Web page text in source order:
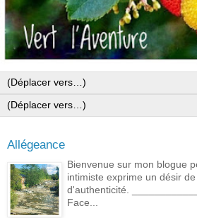
Allégeance
Bienvenue sur mon blogue
intimiste exprime un désir
d'authenticité.
Face...